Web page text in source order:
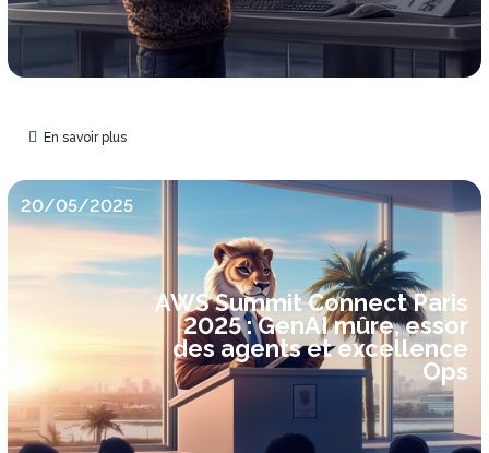
En savoir plus
20/05/2025
AWS Summit Connect Paris
2025 : GenAI mûre, essor
des agents et excellence
Ops